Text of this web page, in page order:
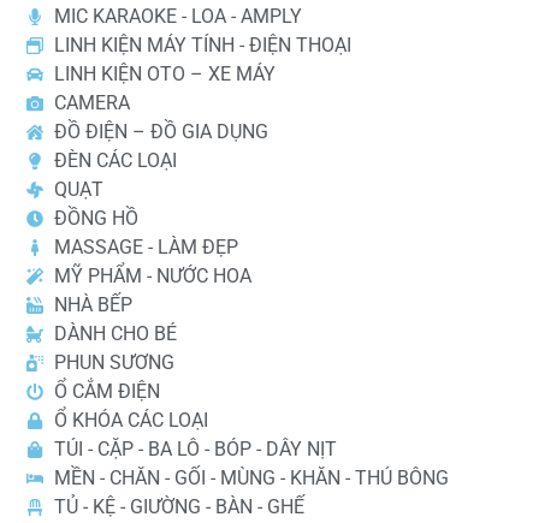
MIC KARAOKE - LOA - AMPLY
LINH KIỆN MÁY TÍNH - ĐIỆN THOẠI
LINH KIỆN OTO – XE MÁY
CAMERA
ĐỒ ĐIỆN – ĐỒ GIA DỤNG
ĐÈN CÁC LOẠI
QUẠT
ĐỒNG HỒ
MASSAGE - LÀM ĐẸP
MỸ PHẨM - NƯỚC HOA
NHÀ BẾP
DÀNH CHO BÉ
PHUN SƯƠNG
Ổ CẮM ĐIỆN
Ổ KHÓA CÁC LOẠI
TÚI - CẶP - BA LÔ - BÓP - DÂY NỊT
MỀN - CHĂN - GỐI - MÙNG - KHĂN - THÚ BÔNG
TỦ - KỆ - GIƯỜNG - BÀN - GHẾ